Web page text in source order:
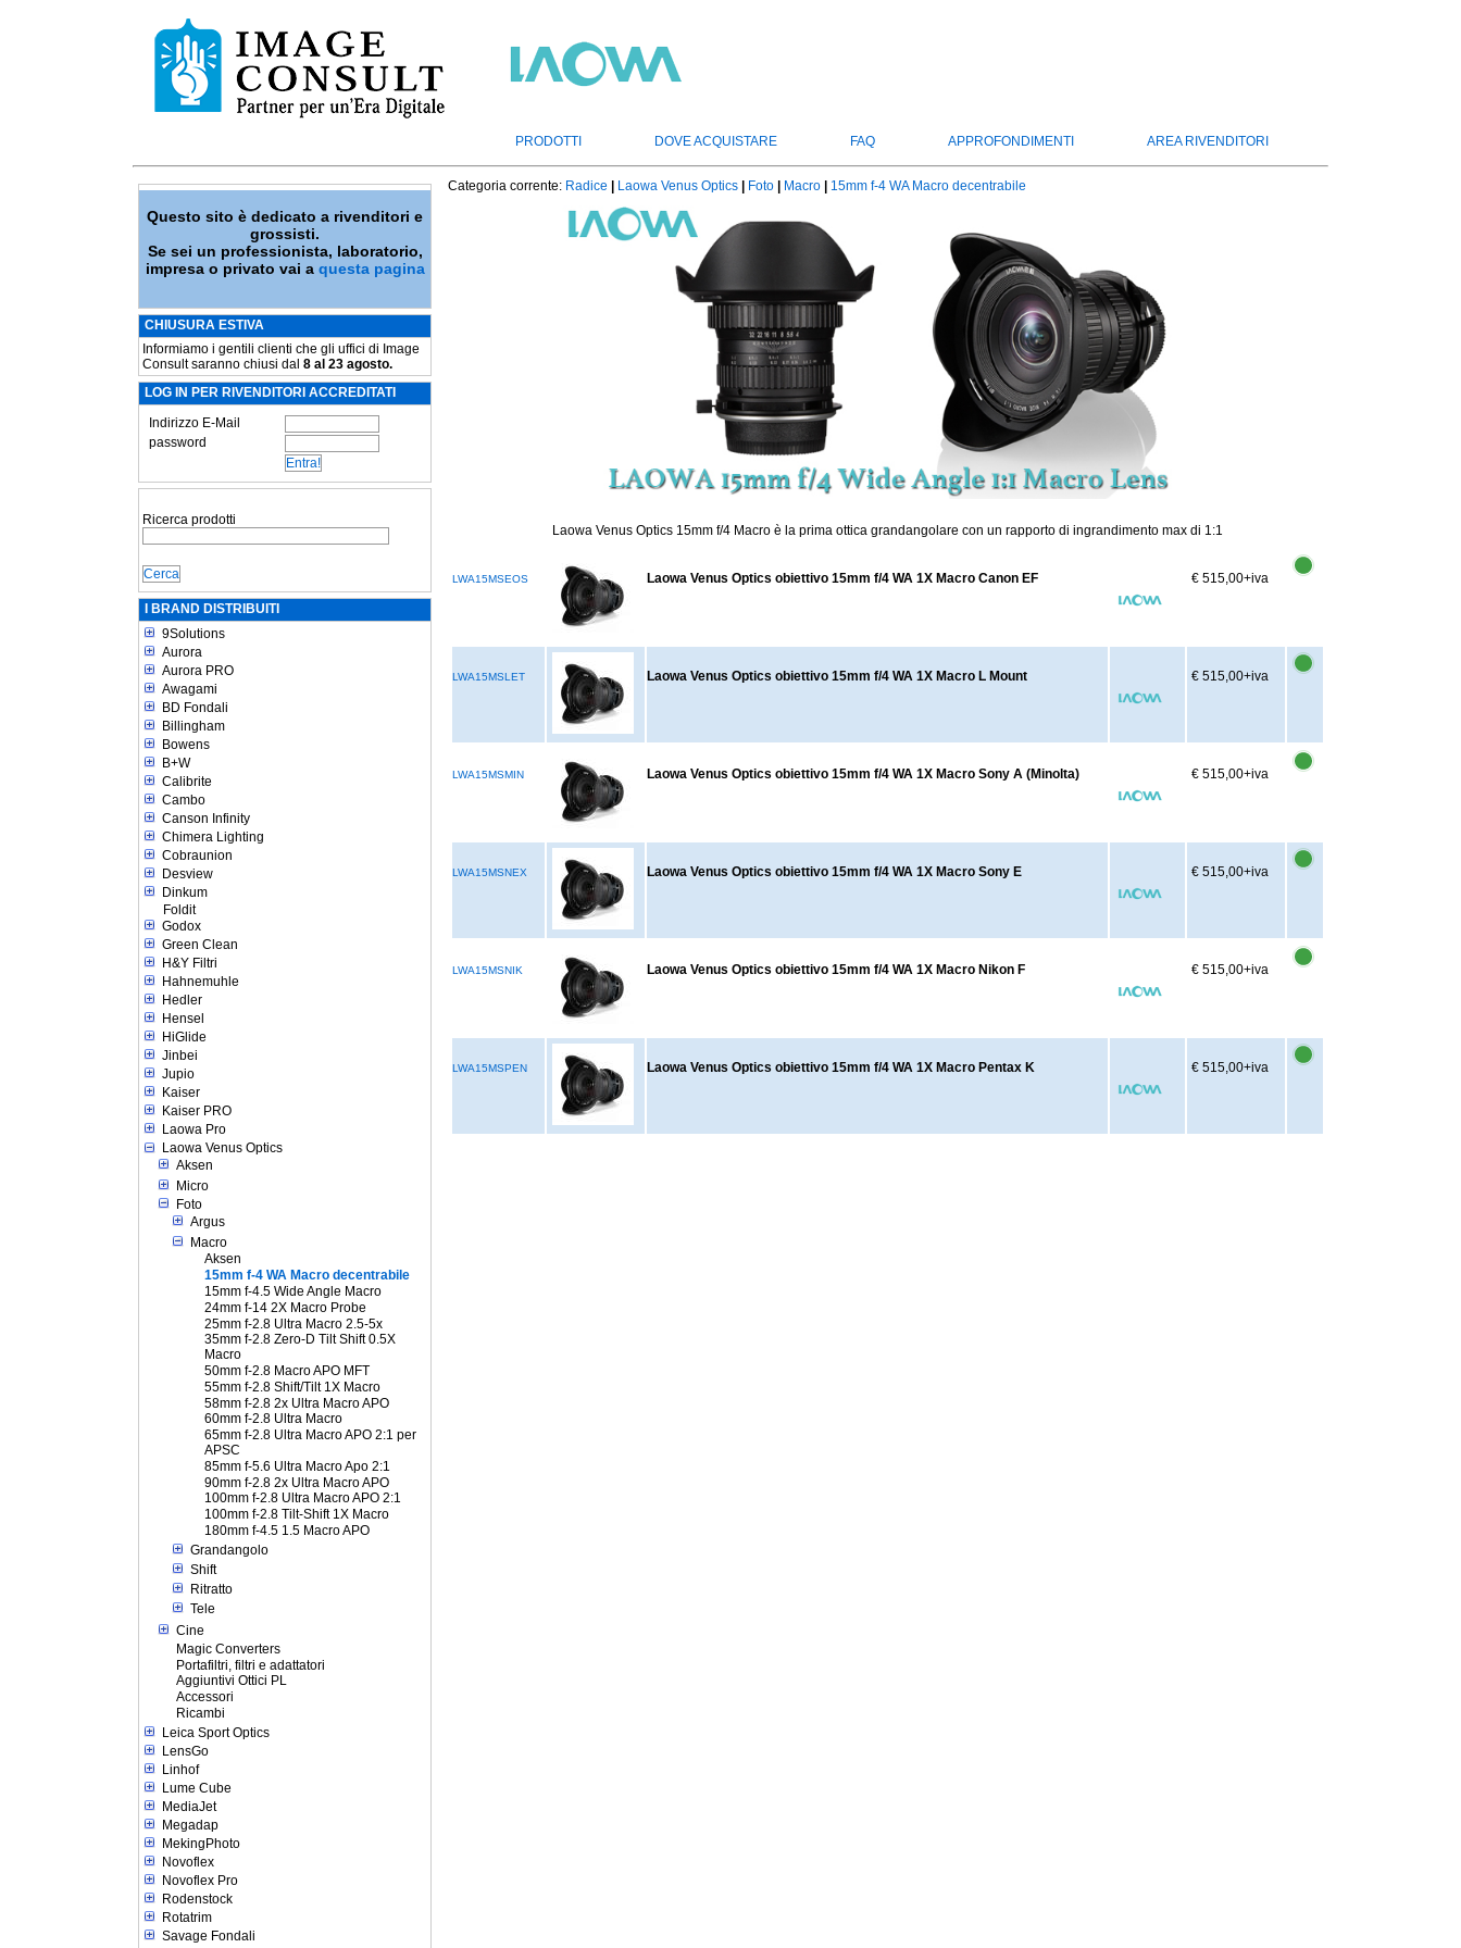
PRODOTTI DOVE ACQUISTARE FAQ APPROFONDIMENTI AREA RIVENDITORI
Questo sito è dedicato a rivenditori e
grossisti.
Se sei un professionista, laboratorio,
impresa o privato vai a questa pagina
CHIUSURA ESTIVA
Informiamo i gentili clienti che gli uffici di Image
Consult saranno chiusi dal 8 al 23 agosto.
LOG IN PER RIVENDITORI ACCREDITATI
Indirizzo E-Mail
password
Ricerca prodotti
I BRAND DISTRIBUITI
9Solutions
Aurora
Aurora PRO
Awagami
BD Fondali
Billingham
Bowens
B+W
Calibrite
Cambo
Canson Infinity
Chimera Lighting
Cobraunion
Desview
Dinkum
Foldit
Godox
Green Clean
H&Y Filtri
Hahnemuhle
Hedler
Hensel
HiGlide
Jinbei
Jupio
Kaiser
Kaiser PRO
Laowa Pro
Laowa Venus Optics
Aksen
Micro
Foto
Argus
Macro
Aksen
15mm f-4 WA Macro decentrabile
15mm f-4.5 Wide Angle Macro
24mm f-14 2X Macro Probe
25mm f-2.8 Ultra Macro 2.5-5x
35mm f-2.8 Zero-D Tilt Shift 0.5X
Macro
50mm f-2.8 Macro APO MFT
55mm f-2.8 Shift/Tilt 1X Macro
58mm f-2.8 2x Ultra Macro APO
60mm f-2.8 Ultra Macro
65mm f-2.8 Ultra Macro APO 2:1 per
APSC
85mm f-5.6 Ultra Macro Apo 2:1
90mm f-2.8 2x Ultra Macro APO
100mm f-2.8 Ultra Macro APO 2:1
100mm f-2.8 Tilt-Shift 1X Macro
180mm f-4.5 1.5 Macro APO
Grandangolo
Shift
Ritratto
Tele
Cine
Magic Converters
Portafiltri, filtri e adattatori
Aggiuntivi Ottici PL
Accessori
Ricambi
Leica Sport Optics
LensGo
Linhof
Lume Cube
MediaJet
Megadap
MekingPhoto
Novoflex
Novoflex Pro
Rodenstock
Rotatrim
Savage Fondali
Categoria corrente: Radice Laowa Venus Optics Foto Macro 15mm f-4 WA Macro decentrabile
Laowa Venus Optics 15mm f/4 Macro è la prima ottica grandangolare con un rapporto di ingrandimento max di 1:1
LWA15MSEOS Laowa Venus Optics obiettivo 15mm f/4 WA 1X Macro Canon EF € 515,00+iva
LWA15MSLET Laowa Venus Optics obiettivo 15mm f/4 WA 1X Macro L Mount € 515,00+iva
LWA15MSMIN Laowa Venus Optics obiettivo 15mm f/4 WA 1X Macro Sony A (Minolta) € 515,00+iva
LWA15MSNEX Laowa Venus Optics obiettivo 15mm f/4 WA 1X Macro Sony E € 515,00+iva
LWA15MSNIK Laowa Venus Optics obiettivo 15mm f/4 WA 1X Macro Nikon F € 515,00+iva
LWA15MSPEN Laowa Venus Optics obiettivo 15mm f/4 WA 1X Macro Pentax K € 515,00+iva